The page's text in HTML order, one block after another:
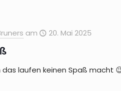
am 20. Mai 2025
laufen keinen Spaß macht